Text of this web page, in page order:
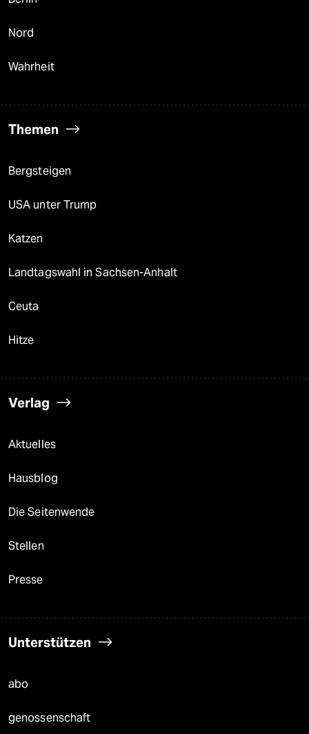
Nord
Wahrheit
Themen
Bergsteigen
USA unter Trump
Katzen
Landtagswahl in Sachsen-Anhalt
Ceuta
Hitze
Verlag
Aktuelles
Hausblog
Die Seitenwende
Stellen
Presse
Unterstützen
abo
genossenschaft